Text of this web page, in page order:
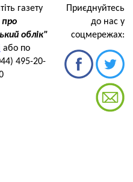
газету
про
облік"
або по
495-20-
Приєднуйтесь
до нас у
соцмережах: